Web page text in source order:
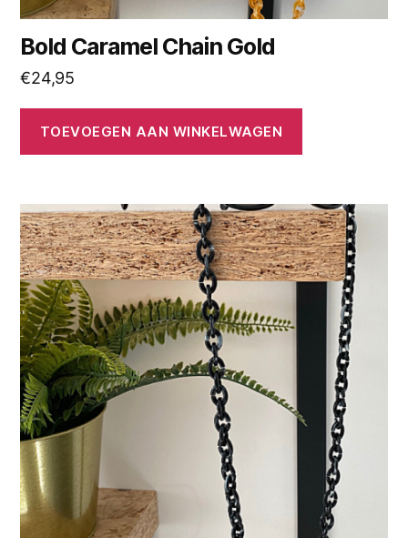
Bold Caramel Chain Gold
€24,95
TOEVOEGEN AAN WINKELWAGEN